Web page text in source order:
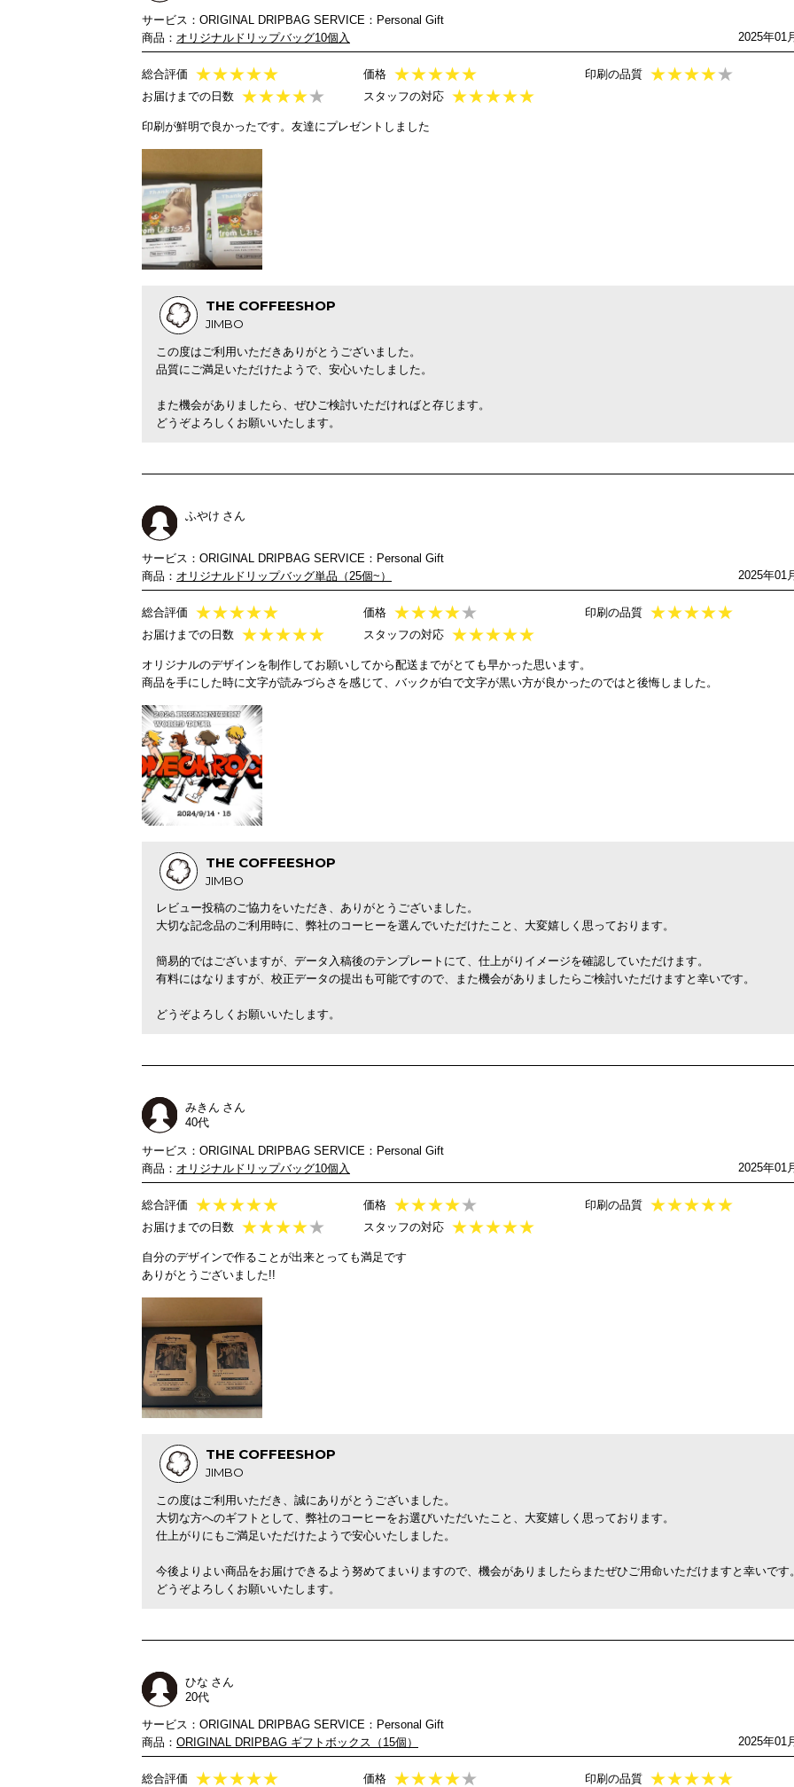
サービス：ORIGINAL DRIPBAG SERVICE：Personal Gift
商品： オリジナルドリップバッグ10個入 2025年01
総合評価 ★★★★★ 価格 ★★★★★ 印刷の品質 ★★★★★
お届けまでの日数 ★★★★★ スタッフの対応 ★★★★★
印刷が鮮明で良かったです。友達にプレゼントしました
THE COFFEESHOP
JIMBO
この度はご利用いただきありがとうございました。
品質にご満足いただけたようで、安心いたしました。
また機会がありましたら、ぜひご検討いただければと存じます。
どうぞよろしくお願いいたします。
ふやけ さん
サービス：ORIGINAL DRIPBAG SERVICE：Personal Gift
商品： オリジナルドリップバッグ単品（25個~） 2025年01
総合評価 ★★★★★ 価格 ★★★★★ 印刷の品質 ★★★★★
お届けまでの日数 ★★★★★ スタッフの対応 ★★★★★
オリジナルのデザインを制作してお願いしてから配送までがとても早かった思います。
商品を手にした時に文字が読みづらさを感じて、バックが白で文字が黒い方が良かったのではと後悔しました。
THE COFFEESHOP
JIMBO
レビュー投稿のご協力をいただき、ありがとうございました。
大切な記念品のご利用時に、弊社のコーヒーを選んでいただけたこと、大変嬉しく思っております。
簡易的ではございますが、データ入稿後のテンプレートにて、仕上がりイメージを確認していただけます。
有料にはなりますが、校正データの提出も可能ですので、また機会がありましたらご検討いただけますと幸いです。
どうぞよろしくお願いいたします。
みきん さん
40代
サービス：ORIGINAL DRIPBAG SERVICE：Personal Gift
商品： オリジナルドリップバッグ10個入 2025年01
総合評価 ★★★★★ 価格 ★★★★★ 印刷の品質 ★★★★★
お届けまでの日数 ★★★★★ スタッフの対応 ★★★★★
自分のデザインで作ることが出来とっても満足です
ありがとうございました!!
THE COFFEESHOP
JIMBO
この度はご利用いただき、誠にありがとうございました。
大切な方へのギフトとして、弊社のコーヒーをお選びいただいたこと、大変嬉しく思っております。
仕上がりにもご満足いただけたようで安心いたしました。
今後よりよい商品をお届けできるよう努めてまいりますので、機会がありましたらまたぜひご用命いただけますと幸いです
どうぞよろしくお願いいたします。
ひな さん
20代
サービス：ORIGINAL DRIPBAG SERVICE：Personal Gift
商品： ORIGINAL DRIPBAG ギフトボックス（15個） 2025年01
総合評価 ★★★★★ 価格 ★★★★★ 印刷の品質 ★★★★★